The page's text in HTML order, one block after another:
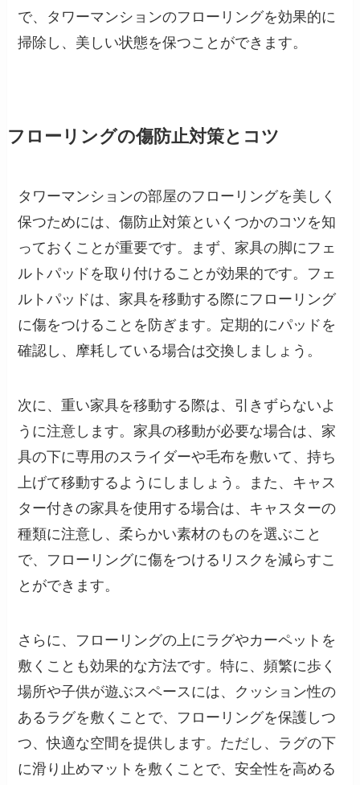
で、タワーマンションのフローリングを効果的に
掃除し、美しい状態を保つことができます。
フローリングの傷防止対策とコツ
タワーマンションの部屋のフローリングを美しく
保つためには、傷防止対策といくつかのコツを知
っておくことが重要です。まず、家具の脚にフェ
ルトパッドを取り付けることが効果的です。フェ
ルトパッドは、家具を移動する際にフローリング
に傷をつけることを防ぎます。定期的にパッドを
確認し、摩耗している場合は交換しましょう。
次に、重い家具を移動する際は、引きずらないよ
うに注意します。家具の移動が必要な場合は、家
具の下に専用のスライダーや毛布を敷いて、持ち
上げて移動するようにしましょう。また、キャス
ター付きの家具を使用する場合は、キャスターの
種類に注意し、柔らかい素材のものを選ぶこと
で、フローリングに傷をつけるリスクを減らすこ
とができます。
さらに、フローリングの上にラグやカーペットを
敷くことも効果的な方法です。特に、頻繁に歩く
場所や子供が遊ぶスペースには、クッション性の
あるラグを敷くことで、フローリングを保護しつ
つ、快適な空間を提供します。ただし、ラグの下
に滑り止めマットを敷くことで、安全性を高める